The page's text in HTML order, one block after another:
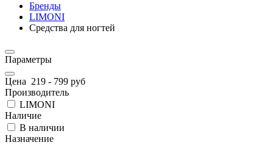
Бренды
LIMONI
Средства для ногтей
Параметры
Цена 219 - 799 руб
Производитель
LIMONI
Наличие
В наличии
Назначение